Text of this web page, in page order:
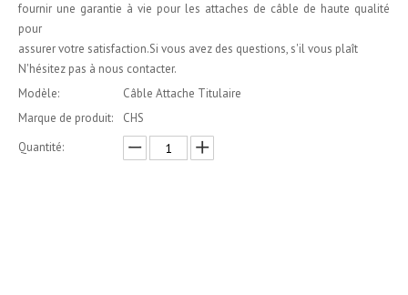
fournir une garantie à vie pour les attaches de câble de haute qualité
pour
assurer votre satisfaction.Si vous avez des questions, s'il vous plaît
N'hésitez pas à nous contacter.
Modèle:
Câble Attache Titulaire
Marque de produit:
CHS
Quantité: